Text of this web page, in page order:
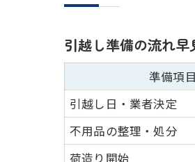
引越し準備の流れ
準備項目
引越し日・業者決定
不用品の整理・処分
荷造り開始